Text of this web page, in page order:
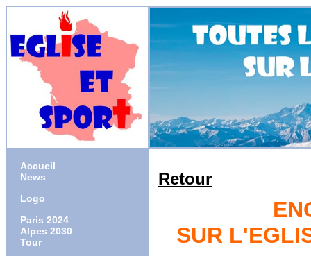
Accueil
News
Logo
Paris 2024
Alpes 2030
Tour
Retour
SUR